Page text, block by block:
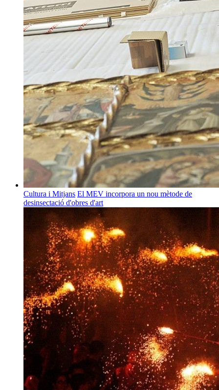
Cultura i Mitjans El MEV incorpora un nou mètode de
desinsectació d'obres d'art